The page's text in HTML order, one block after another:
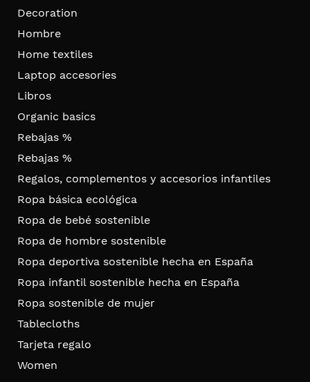
Decoration
Hombre
Home textiles
Laptop accesories
Libros
Organic basics
Rebajas %
Rebajas %
Regalos, complementos y accesorios infantiles
Ropa básica ecológica
Ropa de bebé sostenible
Ropa de hombre sostenible
Ropa deportiva sostenible hecha en España
Ropa infantil sostenible hecha en España
Ropa sostenible de mujer
Tablecloths
Tarjeta regalo
Women